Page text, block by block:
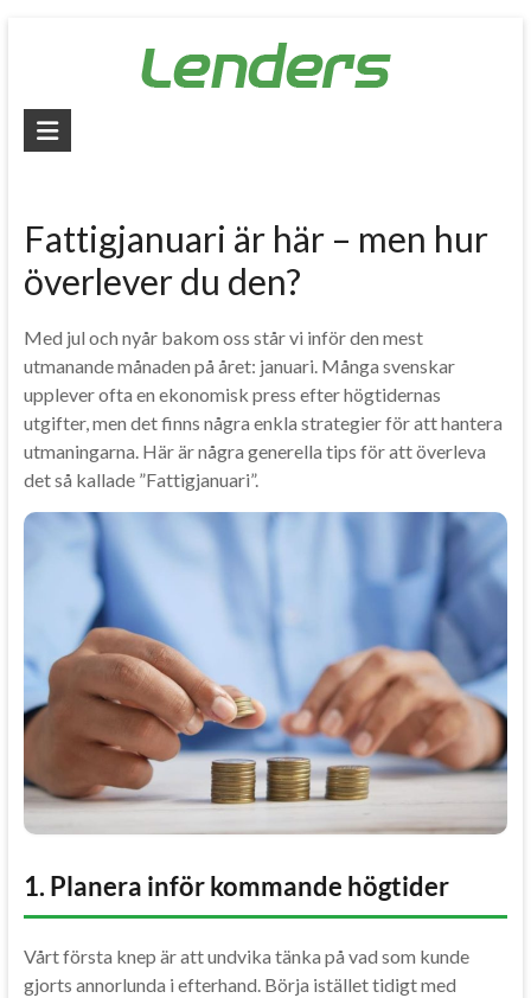
Lenders
Jämför
alla
lån
Jämför
billiga
lån
och
låna
pengar
snabbt
Fattigjanuari är här – men hur
överlever du den?
Med jul och nyår bakom oss står vi inför den mest
utmanande månaden på året: januari. Många svenskar
upplever ofta en ekonomisk press efter högtidernas
utgifter, men det finns några enkla strategier för att hantera
utmaningarna. Här är några generella tips för att överleva
det så kallade ”Fattigjanuari”.
1. Planera inför kommande högtider
Vårt första knep är att undvika tänka på vad som kunde
gjorts annorlunda i efterhand. Börja istället tidigt med